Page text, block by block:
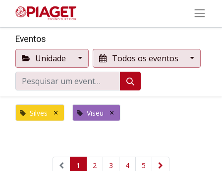
Eventos
Unidade Todos os eventos
Silves × Viseu ×
1 2 3 4 5